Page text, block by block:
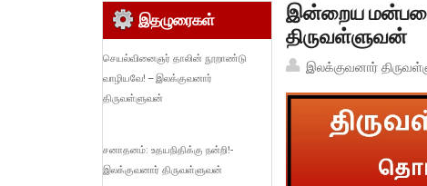
இன்றைய
திருவள்ளுவன்
இலக்குவனார்
இதழுரைகள்
செயல்வினைஞர் தாலின் நூறாண்டு
வாழியவே! – இலக்குவனார்
திருவள்ளுவன்
சனாதனம்: உதயநிதிக்கு நன்றி!-
இலக்குவனார் திருவள்ளுவன்